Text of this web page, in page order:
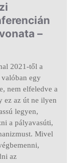
–
2021-től a
egy
nem elfeledve a
ez az út ne ilyen
legyen,
a pályavasúti,
Mivel
az